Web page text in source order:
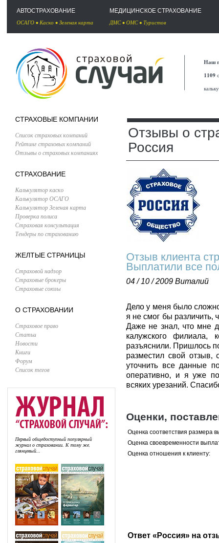
АВТОСТРАХОВАНИЕ
ОСАГО • Каско • Зеленая карта
МЕДИЦИНСКОЕ СТРАХОВАНИЕ
ДМС• ОМС• Туристов
Наш
1109
СТРАХОВЫЕ КОМПАНИИ
Список страховых компаний
Рейтинг страховых компаний
Отзывы о страховых компаниях
СТРАХОВАНИЕ
Калькулятор каско
Калькулятор ОСАГО
Калькулятор Зеленая карта
Проверка полиса
Страховая консультация
Тендеры по страхованию
ЖЕЛТЫЕ СТРАНИЦЫ
Страховой надзор
Страховые брокеры
Страховые союзы
О СТРАХОВАНИИ
Страховое право
Статьи
Новости
Книги
Форум
Список тегов
Первый общедоступный популярный
журнал о страховании. К тому же,
глянцевый...
Отзывы о
Россия
Отзыв клиента
Выплатили все
04 / 10 / 2009 Виталий
Дело у меня было
я не смог бы различить,
Даже не знал, что мне
калужского филиала,
разъяснили. Пришлось
разместил свой отзыв,
уточнить все данные
оперативно, и я уже
всяких урезаний.
Оценки,
Оценка соответствия размера
Оценка своевременности
Оценка отношения к клиенту:
Ответ «Россия» на